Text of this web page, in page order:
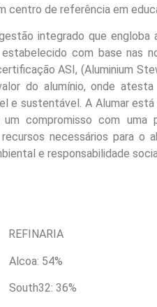
centro de referência em
integrado que engloba
com base nas
ASI, (Aluminium
do alumínio, onde
e sustentável. A Alumar
compromisso com uma
necessários para o
e responsabilidade
54%
36%